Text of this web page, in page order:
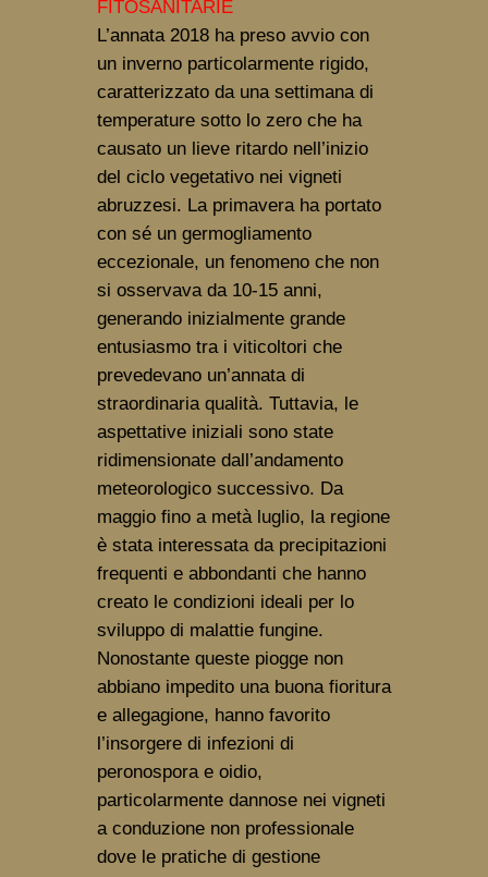
FITOSANITARIE
L’annata 2018 ha preso avvio con
un inverno particolarmente rigido,
caratterizzato da una settimana di
temperature sotto lo zero che ha
causato un lieve ritardo nell’inizio
del ciclo vegetativo nei vigneti
abruzzesi. La primavera ha portato
con sé un germogliamento
eccezionale, un fenomeno che non
si osservava da 10-15 anni,
generando inizialmente grande
entusiasmo tra i viticoltori che
prevedevano un’annata di
straordinaria qualità. Tuttavia, le
aspettative iniziali sono state
ridimensionate dall’andamento
meteorologico successivo. Da
maggio fino a metà luglio, la regione
è stata interessata da precipitazioni
frequenti e abbondanti che hanno
creato le condizioni ideali per lo
sviluppo di malattie fungine.
Nonostante queste piogge non
abbiano impedito una buona fioritura
e allegagione, hanno favorito
l’insorgere di infezioni di
peronospora e oidio,
particolarmente dannose nei vigneti
a conduzione non professionale
dove le pratiche di gestione